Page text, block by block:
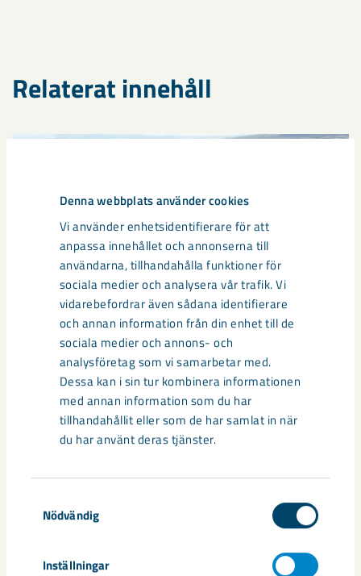
Denna webbplats använder cookies
Vi använder enhetsidentifierare för att
anpassa innehållet och annonserna till
användarna, tillhandahålla funktioner för
sociala medier och analysera vår trafik. Vi
vidarebefordrar även sådana identifierare
och annan information från din enhet till de
sociala medier och annons- och
analysföretag som vi samarbetar med.
Dessa kan i sin tur kombinera informationen
med annan information som du har
tillhandahållit eller som de har samlat in när
du har använt deras tjänster.
Nödvändig
Inställningar
Relaterat innehåll
Sibirien-området i gamla Kiruna
centrum avvecklas under 2026
Under sommaren 2026 fortsätter avveckling av fastigheter i